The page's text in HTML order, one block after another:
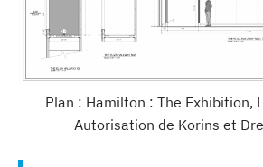
Plan : Hamilton : The Exhibition,
Autorisation de Korins et